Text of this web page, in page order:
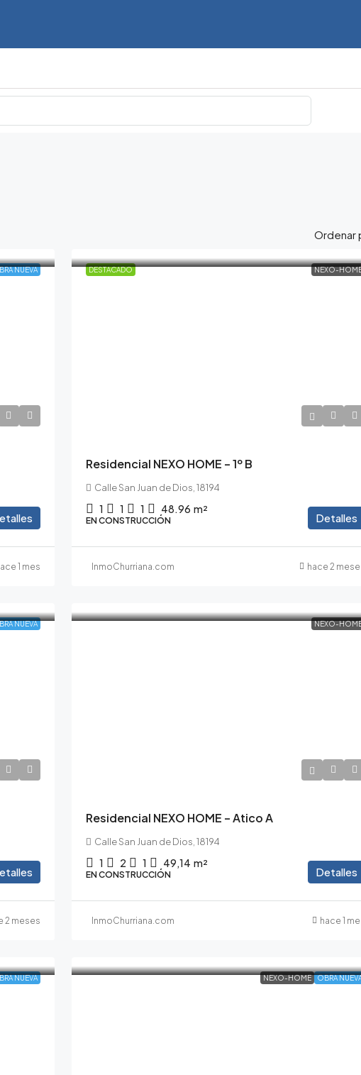
Ordenar
NUEVA
1 mes
DESTACADO NEXO-
Residencial NEXO HOME – 1º B
Calle San Juan de Dios, 18194
1 1 1 48.96 m²
EN CONSTRUCCIÓN Detalles
InmoChurriana.com hace 2
NUEVA
2 meses
NEXO-
Residencial NEXO HOME – Atico A
Calle San Juan de Dios, 18194
1 2 1 49,14 m²
EN CONSTRUCCIÓN Detalles
InmoChurriana.com hace 1
NUEVA NEXO-HOME OBRA